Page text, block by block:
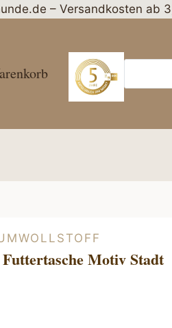
– Versandkosten ab
Motiv Stadt